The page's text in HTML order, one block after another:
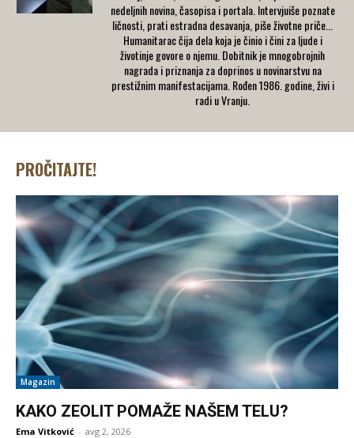
nedeljnih novina, časopisa i portala. Intervjuiše poznate
ličnosti, prati estradna desavanja, piše životne priče...
Humanitarac čija dela koja je činio i čini za ljude i
životinje govore o njemu. Dobitnik je mnogobrojnih
nagrada i priznanja za doprinos u novinarstvu na
prestižnim manifestacijama. Rođen 1986. godine, živi i
radi u Vranju.
PROČITAJTE!
Magazin
KAKO ZEOLIT POMAŽE NAŠEM TELU?
Ema Vitković - avg 2, 2026